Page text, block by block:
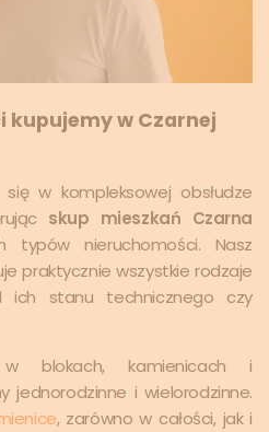
kupujemy w Czarnej
się w kompleksowej obsłudze
skup mieszkań Czarna
typów nieruchomości. Nasz
praktycznie wszystkie rodzaje
ich stanu technicznego czy
w blokach, kamienicach i
i wielorodzinne.
, zarówno w całości, jak i